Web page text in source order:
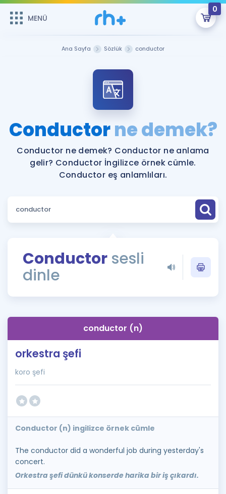
MENÜ
0
ÜYE DEĞİLİM
Sepetin Şu An Boş.
Remzi Hoca ile seni sınava hazırlayacak onlarca eğitim seni
bekliyor!
MENÜ
Faydalı Araçlar
Sözlük
Rehberlik Aracı
ÖSYM Sınav Takvimi
İngilizce Gramer
Hakkımızda
Ana Sayfa Sözlük conductor
Conductorne demek?
Conductor ne demek? Conductor ne anlama
gelir? Conductor İngilizce örnek cümle.
Conductor eş anlamlıları.
Conductor sesli
dinle
conductor (n)
orkestra şefi
koro şefi
Conductor (n) ingilizce örnek cümle
The conductor did a wonderful job during yesterday's
concert.
Orkestra şefi dünkü konserde harika bir iş çıkardı.